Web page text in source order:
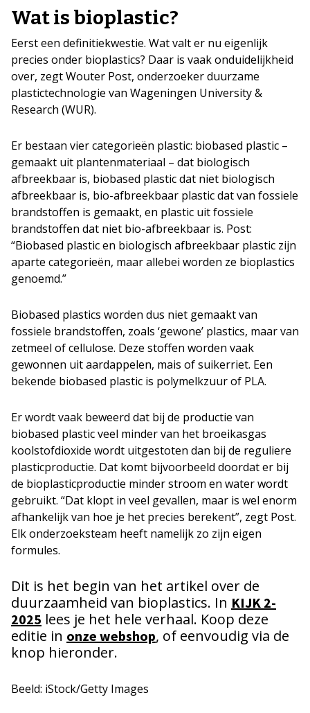
Wat is bioplastic?
Eerst een definitiekwestie. Wat valt er nu eigenlijk
precies onder bioplastics? Daar is vaak onduidelijkheid
over, zegt Wouter Post, onderzoeker duurzame
plastictechnologie van Wageningen University &
Research (WUR).
Er bestaan vier categorieën plastic: biobased plastic –
gemaakt uit plantenmateriaal – dat biologisch
afbreekbaar is, biobased plastic dat niet biologisch
afbreekbaar is, bio-afbreekbaar plastic dat van fossiele
brandstoffen is gemaakt, en plastic uit fossiele
brandstoffen dat niet bio-afbreekbaar is. Post:
“Biobased plastic en biologisch afbreekbaar plastic zijn
aparte categorieën, maar allebei worden ze bioplastics
genoemd.”
Biobased plastics worden dus niet gemaakt van
fossiele brandstoffen, zoals ‘gewone’ plastics, maar van
zetmeel of cellulose. Deze stoffen worden vaak
gewonnen uit aardappelen, mais of suikerriet. Een
bekende biobased plastic is polymelkzuur of PLA.
Er wordt vaak beweerd dat bij de productie van
biobased plastic veel minder van het broeikasgas
koolstofdioxide wordt uitgestoten dan bij de reguliere
plasticproductie. Dat komt bijvoorbeeld doordat er bij
de bioplasticproductie minder stroom en water wordt
gebruikt. “Dat klopt in veel gevallen, maar is wel enorm
afhankelijk van hoe je het precies berekent”, zegt Post.
Elk onderzoeksteam heeft namelijk zo zijn eigen
formules.
Dit is het begin van het artikel over de
duurzaamheid van bioplastics. In KIJK 2-
2025 lees je het hele verhaal. Koop deze
editie in onze webshop, of eenvoudig via de
knop hieronder.
Beeld: iStock/Getty Images